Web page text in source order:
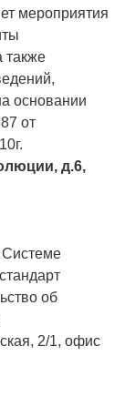
мероприятия
также
основании
от
д.6,
Системе
об
2/1, офис